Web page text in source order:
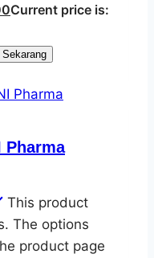
Current price is:
Sekarang
Pharma
This product
The options
product page